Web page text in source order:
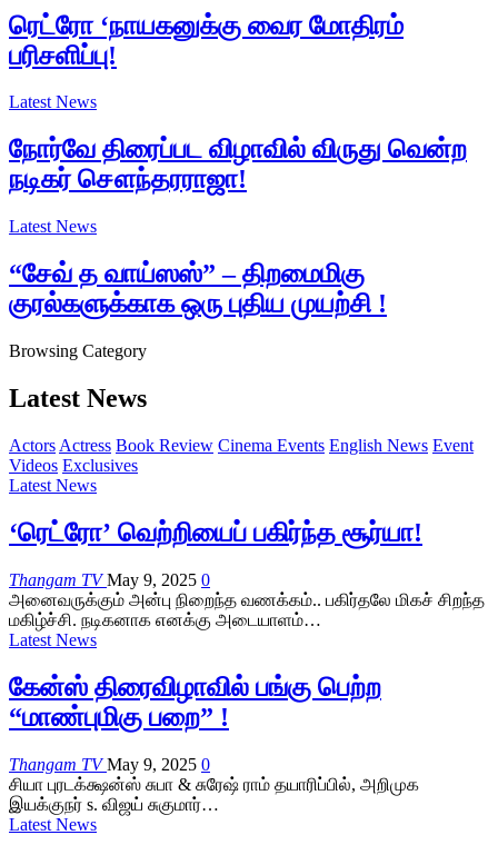
ரெட்ரோ ‘நாயகனுக்கு வைர மோதிரம்
பரிசளிப்பு!
Latest News
நோர்வே திரைப்பட விழாவில் விருது வென்ற
நடிகர் சௌந்தரராஜா!
Latest News
“சேவ் த வாய்ஸஸ்” – திறமைமிகு
குரல்களுக்காக ஒரு புதிய முயற்சி !
Browsing Category
Latest News
Actors Actress Book Review Cinema Events English News Event
Videos Exclusives
Latest News
‘ரெட்ரோ’ வெற்றியைப் பகிர்ந்த சூர்யா!
Thangam TVMay 9, 2025 0
அனைவருக்கும் அன்பு நிறைந்த வணக்கம்.. பகிர்தலே மிகச் சிறந்த
மகிழ்ச்சி. நடிகனாக எனக்கு அடையாளம்…
Latest News
கேன்ஸ் திரைவிழாவில் பங்கு பெற்ற
“மாண்புமிகு பறை” !
Thangam TVMay 9, 2025 0
சியா புரடக்க்ஷன்ஸ் சுபா & சுரேஷ் ராம் தயாரிப்பில், அறிமுக
இயக்குநர் s. விஜய் சுகுமார்…
Latest News